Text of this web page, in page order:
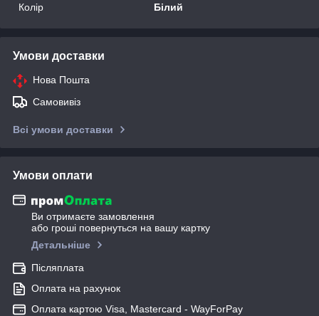
Колір
Білий
Умови доставки
Нова Пошта
Самовивіз
Всі умови доставки
Умови оплати
Ви отримаєте замовлення
або гроші повернуться на вашу картку
Детальніше
Післяплата
Оплата на рахунок
Оплата картою Visa, Mastercard - WayForPay